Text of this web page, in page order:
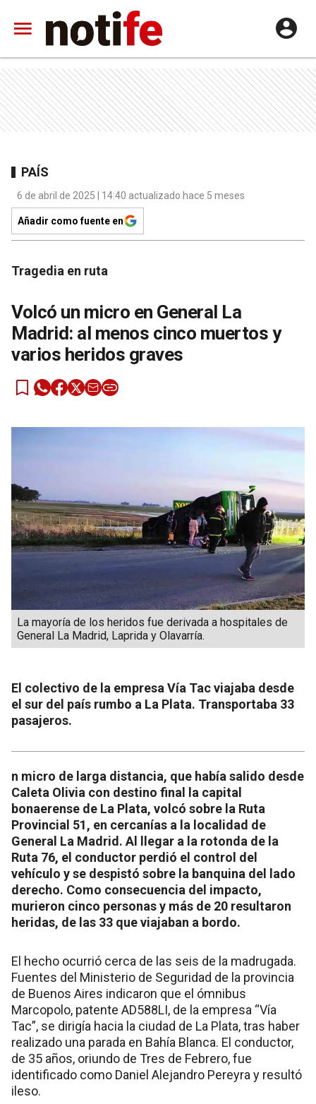
PAÍS
6 de abril de 2025 | 14:40 actualizado hace 5 meses
Añadir como fuente en
Tragedia en ruta
Volcó un micro en General La
Madrid: al menos cinco muertos y
varios heridos graves
La mayoría de los heridos fue derivada a hospitales de
General La Madrid, Laprida y Olavarría.
El colectivo de la empresa Vía Tac viajaba desde
el sur del país rumbo a La Plata. Transportaba 33
pasajeros.
n micro de larga distancia, que había salido desde
Caleta Olivia con destino final la capital
bonaerense de La Plata, volcó sobre la Ruta
Provincial 51, en cercanías a la localidad de
General La Madrid. Al llegar a la rotonda de la
Ruta 76, el conductor perdió el control del
vehículo y se despistó sobre la banquina del lado
derecho. Como consecuencia del impacto,
murieron cinco personas y más de 20 resultaron
heridas, de las 33 que viajaban a bordo.
El hecho ocurrió cerca de las seis de la madrugada.
Fuentes del Ministerio de Seguridad de la provincia
de Buenos Aires indicaron que el ómnibus
Marcopolo, patente AD588LI, de la empresa “Vía
Tac”, se dirigía hacia la ciudad de La Plata, tras haber
realizado una parada en Bahía Blanca. El conductor,
de 35 años, oriundo de Tres de Febrero, fue
identificado como Daniel Alejandro Pereyra y resultó
ileso.